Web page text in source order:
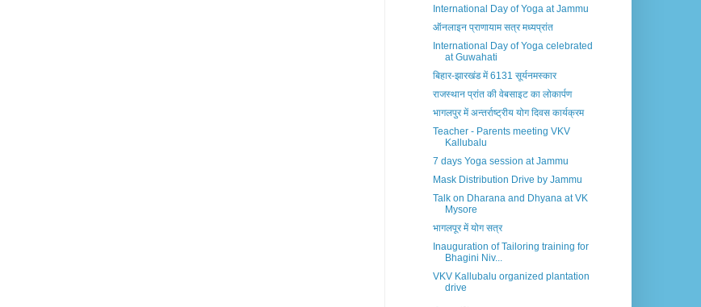
International Day of Yoga at Jammu
ऑनलाइन प्राणायाम सत्र मध्यप्रांत
International Day of Yoga celebrated
at Guwahati
बिहार-झारखंड में 6131 सूर्यनमस्कार
राजस्थान प्रांत की वेबसाइट का लोकार्पण
भागलपुर में अन्तर्राष्ट्रीय योग दिवस कार्यक्रम
Teacher - Parents meeting VKV
Kallubalu
7 days Yoga session at Jammu
Mask Distribution Drive by Jammu
Talk on Dharana and Dhyana at VK
Mysore
भागलपूर में योग सत्र
Inauguration of Tailoring training for
Bhagini Niv...
VKV Kallubalu organized plantation
drive